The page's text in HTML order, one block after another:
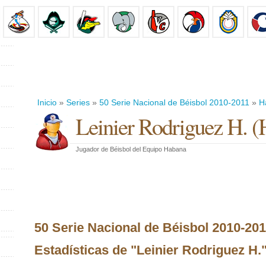
Inicio » Series » 50 Serie Nacional de Béisbol 2010-2011 »
Leinier Rodriguez H.(
Jugador de Béisbol del Equipo Habana
50 Serie Nacional de Béisbol 2010-
Estadísticas de "Leinier Rodriguez